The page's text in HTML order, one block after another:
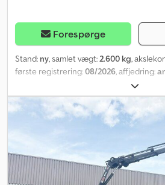
Forespørge
Stand: ny, samlet vægt:2.600 kg,
første registrering:08/2026, affjedring:
, Ny
Årgang 2026 TÜV / UVV ny 0 driftstimer
bremser Højdejusterbart træk med
Metalhus i trafikrød RAL3020 4-cylindret
Dcsdpfskf Ic Ujx Ah Usk Optageapparat
Maks. trækstyrke 5 tons Wire 1000 meter /